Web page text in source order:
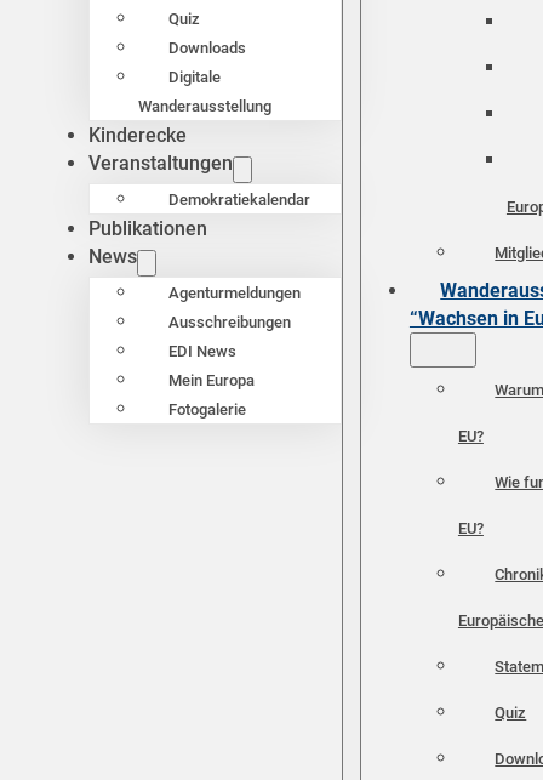
Quiz
Downloads
Digitale
Wanderausstellung
Kinderecke
Veranstaltungen
Demokratiekalendar
Publikationen
News
Agenturmeldungen
Ausschreibungen
EDI News
Mein Europa
Fotogalerie
“Wachsen in
EU?
Wie
EU?
Quiz